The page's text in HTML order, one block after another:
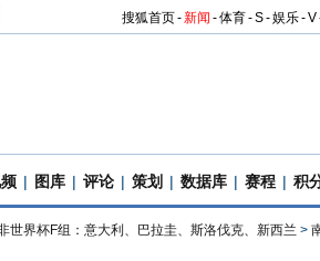
搜狐首页-新闻 -体育-S-娱乐-V
| 图库 | 评论 | 策划 | 数据库 | 赛程 | 积
世界杯F组：意大利、巴拉圭、斯洛伐克、新西兰 >